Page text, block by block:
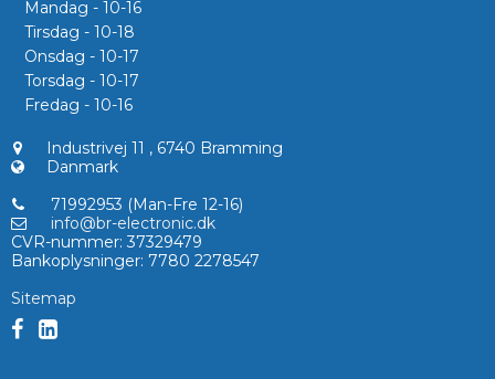
Mandag - 10-16
Tirsdag - 10-18
Onsdag - 10-17
Torsdag - 10-17
Fredag - 10-16
Industrivej 11 , 6740 Bramming
Danmark
71992953 (Man-Fre 12-16)
info@br-electronic.dk
CVR-nummer: 37329479
Bankoplysninger: 7780 2278547
Sitemap